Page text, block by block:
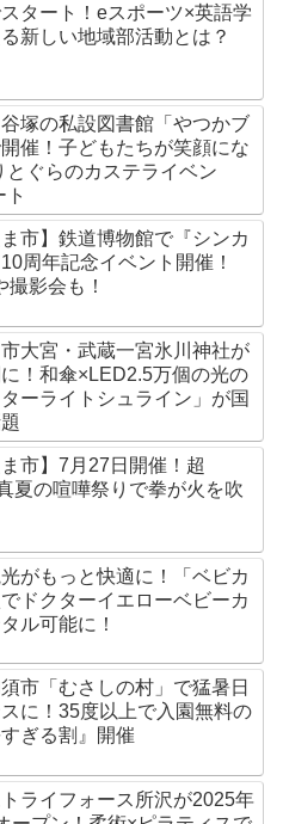
タート！eスポーツ×英語学
新しい地域部活動とは？
塚の私設図書館「やつかブ
催！子どもたちが笑顔にな
とぐらのカステライベン
ト
ま市】鉄道博物館で『シンカ
周年記念イベント開催！
撮影会も！
大宮・武蔵一宮氷川神社が
！和傘×LED2.5万個の光の
ーライトシュライン」が国
ま市】7月27日開催！超
夏の喧嘩祭りで拳が火を吹
がもっと快適に！「ベビカ
ドクターイエローベビーカ
ル可能に！
市「むさしの村」で猛暑日
に！35度以上で入園無料の
すぎる割』開催
ライフォース所沢が2025年